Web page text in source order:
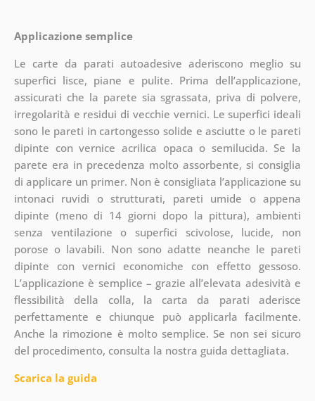
Applicazione semplice
Le carte da parati autoadesive aderiscono meglio su
superfici lisce, piane e pulite. Prima dell’applicazione,
assicurati che la parete sia sgrassata, priva di polvere,
irregolarità e residui di vecchie vernici. Le superfici ideali
sono le pareti in cartongesso solide e asciutte o le pareti
dipinte con vernice acrilica opaca o semilucida. Se la
parete era in precedenza molto assorbente, si consiglia
di applicare un primer. Non è consigliata l’applicazione su
intonaci ruvidi o strutturati, pareti umide o appena
dipinte (meno di 14 giorni dopo la pittura), ambienti
senza ventilazione o superfici scivolose, lucide, non
porose o lavabili. Non sono adatte neanche le pareti
dipinte con vernici economiche con effetto gessoso.
L’applicazione è semplice – grazie all’elevata adesività e
flessibilità della colla, la carta da parati aderisce
perfettamente e chiunque può applicarla facilmente.
Anche la rimozione è molto semplice. Se non sei sicuro
del procedimento, consulta la nostra guida dettagliata.
Scarica la guida